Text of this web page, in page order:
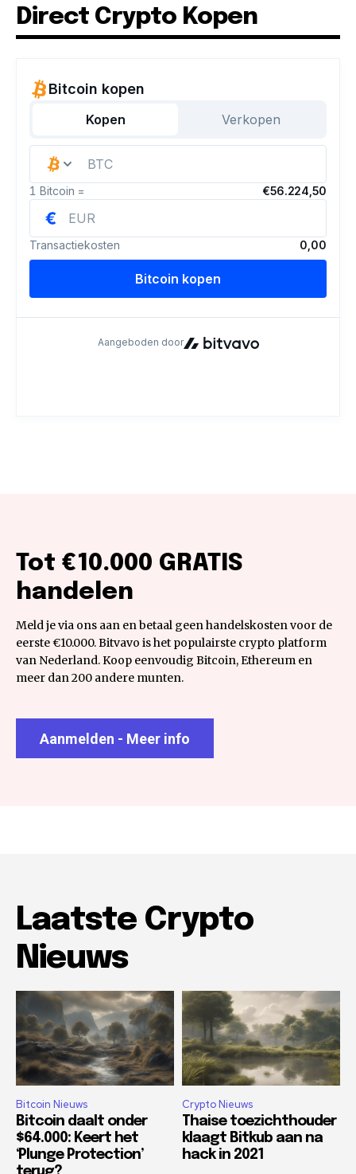
Direct Crypto Kopen
Tot €10.000 GRATIS
handelen
Meld je via ons aan en betaal geen handelskosten voor de
eerste €10.000. Bitvavo is het populairste crypto platform
van Nederland. Koop eenvoudig Bitcoin, Ethereum en
meer dan 200 andere munten.
Aanmelden - Meer info
Laatste Crypto
Nieuws
Bitcoin Nieuws
Bitcoin daalt onder
$64.000: Keert het
‘Plunge Protection’
Crypto Nieuws
Thaise toezichthouder
klaagt Bitkub aan na
hack in 2021